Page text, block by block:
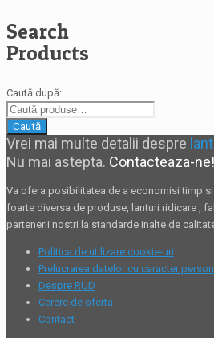
Search
Products
Caută după:
Caută
Vrei mai multe detalii despre
Nu mai astepta. Contacteaza-ne!
Va ofera posibilitatea de a economisi timp
foarte diversa de produse, lanturi ridicare ,
partenerii nostri la standarde inalte de
Politica de utilizare cookie-uri
Prelucrarea datelor cu caracter
Despre RUD
Cerere de oferta
Contact